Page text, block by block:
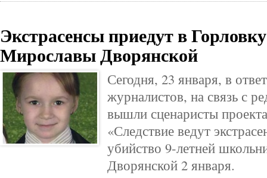
Экстрасенсы приедут в
Мирославы Дворянской
Сегодня, 23 января, в
журналистов, на связь с
вышли сценаристы
«Следствие ведут
убийство 9-летней
Дворянской 2 января.